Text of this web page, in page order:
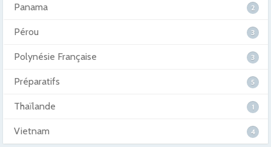
Panama 2
Pérou 3
Polynésie Française 3
Préparatifs 5
Thaïlande 1
Vietnam 4